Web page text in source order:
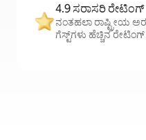
4.9 ಸರಾಸರಿ ರೇಟಿಂಗ್
ನಂತಹಲಾ ರಾಷ್ಟ್ರೀಯ
ಗೆಸ್ಟ್‌ಗಳು ಹೆಚ್ಚಿನ ರೇಟಿಂಗ್